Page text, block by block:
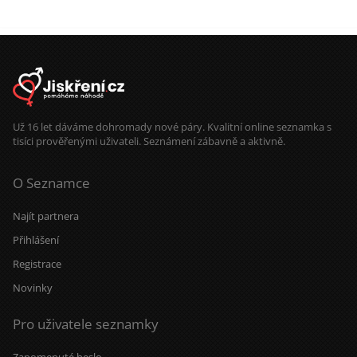
zprávu denně jednomu uživateli.
Už 16 let dáváme dohromady nové páry. Kvalitní online seznamka s
tisíci prověřenými uživateli. Seznámení zábavně a aktivně.
O Seznamce
Najít partnera
Přihlášení
Registrace
Novinky
Pro uživatele seznamky